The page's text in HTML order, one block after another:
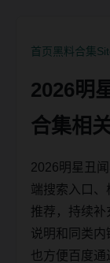
首页黑料合集
2026明
合集相
2026明星丑
端搜索入口、
推荐，持续补
说明和同类内
也方便百度